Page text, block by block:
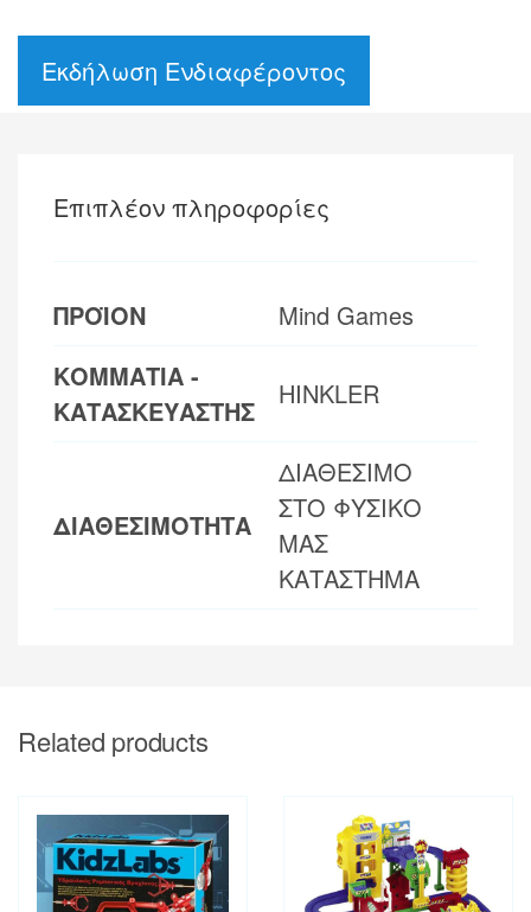
Εκδήλωση Ενδιαφέροντος
Επιπλέον πληροφορίες
ΠΡΟΪΟΝ
Mind Games
ΚΟΜΜΑΤΙΑ -
ΚΑΤΑΣΚΕΥΑΣΤΗΣ
HINKLER
ΔΙΑΘΕΣΙΜΟΤΗΤΑ
ΔΙΑΘΕΣΙΜΟ
ΣΤΟ ΦΥΣΙΚΟ
ΜΑΣ
ΚΑΤΑΣΤΗΜΑ
Related products